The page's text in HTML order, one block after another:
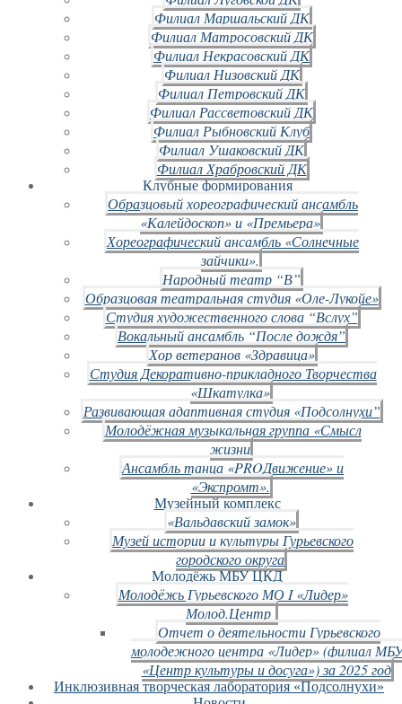
Филиал Маршальский ДК
Филиал Матросовский ДК
Филиал Некрасовский ДК
Филиал Низовский ДК
Филиал Петровский ДК
Филиал Рассветовский ДК
Филиал Рыбновский Клуб
Филиал Ушаковский ДК
Филиал Храбровский ДК
Клубные формирования
Образцовый хореографический ансамбль
«Калейдоскоп» и «Премьера»
Хореографический ансамбль «Солнечные
зайчики».
Народный театр “В”
Образцовая театральная студия «Оле-Лукойе»
Студия художественного слова “Вслух”
Вокальный ансамбль “После дождя”
Хор ветеранов «Здравица»
Студия Декоративно-прикладного Творчества
«Шкатулка»
Развивающая адаптивная студия «Подсолнухи”
Молодёжная музыкальная группа «Смысл
жизни
Ансамбль танца «PROДвижение» и
«Экспромт».
Музейный комплекс
«Вальдавский замок»
Музей истории и культуры Гурьевского
городского округа
Молодёжь МБУ ЦКД
Молодёжь Гурьевского МО I «Лидер»
Молод.Центр
Отчет о деятельности Гурьевского
молодежного центра «Лидер» (филиал
«Центр культуры и досуга») за 2025 год
Инклюзивная творческая лаборатория «Подсолнухи»